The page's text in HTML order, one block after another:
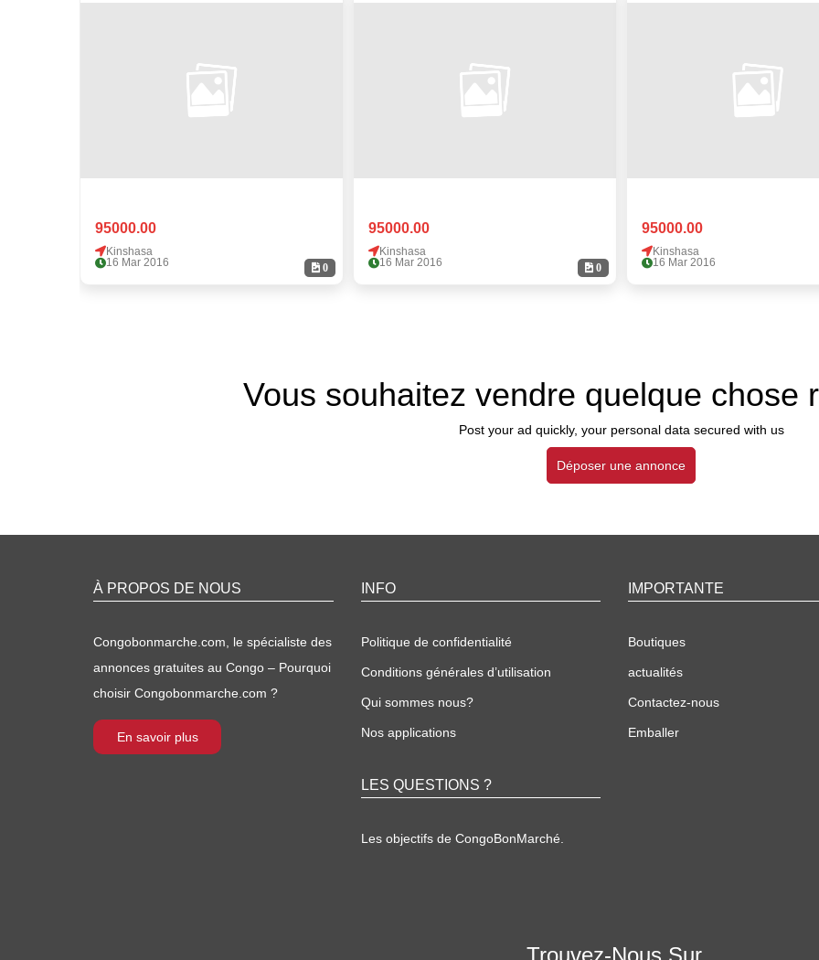
0
95000.00
Kinshasa
16 Mar 2016
0
95000.00
Kinshasa
16 Mar 2016
95000.00
Kinshasa
16 Mar 2016
Vous souhaitez vendre quelque chose
Post your ad quickly, your personal data secured with us
Déposer une annonce
À PROPOS DE NOUS
Congobonmarche.com, le spécialiste des
annonces gratuites au Congo – Pourquoi
choisir Congobonmarche.com ?
En savoir plus
INFO
Politique de confidentialité
Conditions générales d’utilisation
Qui sommes nous?
Nos applications
LES QUESTIONS ?
Les objectifs de CongoBonMarché.
IMPORTANTE
Boutiques
actualités
Contactez-nous
Emballer
Trouvez-Nous Sur